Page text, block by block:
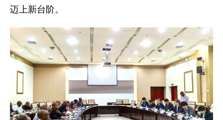
迈上新台阶。